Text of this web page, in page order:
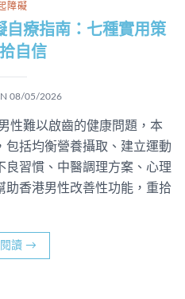
障礙
自療指南：七種實用策
自信
08/05/2026
性難以啟齒的健康問題，本
包括均衡營養攝取、建立運動
良習慣、中醫調理方案、心理
助香港男性改善性功能，重拾
讀 →